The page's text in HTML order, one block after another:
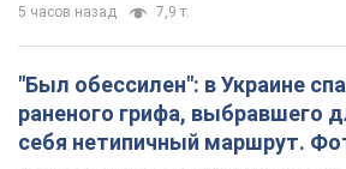
5 часов назад 7,9 т.
"Был обессилен": в Украине
раненого грифа, выбравшего
себя нетипичный маршрут.